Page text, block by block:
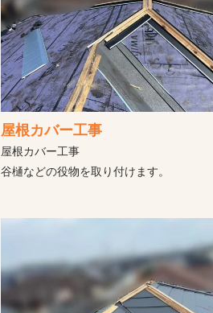
屋根カバー工事
屋根カバー工事
谷樋などの役物を取り付けます。